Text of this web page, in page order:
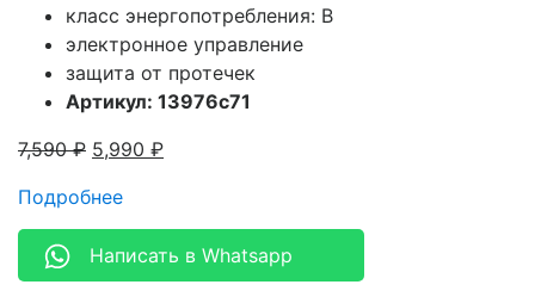
класс энергопотребления: B
электронное управление
защита от протечек
Артикул: 13976c71
7,590₽ 5,990 ₽
Подробнее
Написать в Whatsapp